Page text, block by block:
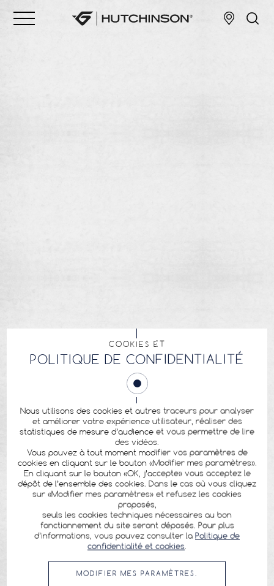
COOKIES ET
POLITIQUE DE CONFIDENTIALITÉ
Nous utilisons des cookies et autres traceurs pour analyser
et améliorer votre expérience utilisateur, réaliser des
statistiques de mesure d’audience et vous permettre de lire
des vidéos.
Vous pouvez à tout moment modifier vos paramètres de
cookies en cliquant sur le bouton «Modifier mes paramètres».
En cliquant sur le bouton «OK, j’accepte» vous acceptez le
dépôt de l’ensemble des cookies. Dans le cas où vous cliquez
sur «Modifier mes paramètres» et refusez les cookies
proposés,
seuls les cookies techniques nécessaires au bon
fonctionnement du site seront déposés. Pour plus
d’informations, vous pouvez consulter la Politique de
confidentialité et cookies.
MODIFIER MES PARAMÈTRES.